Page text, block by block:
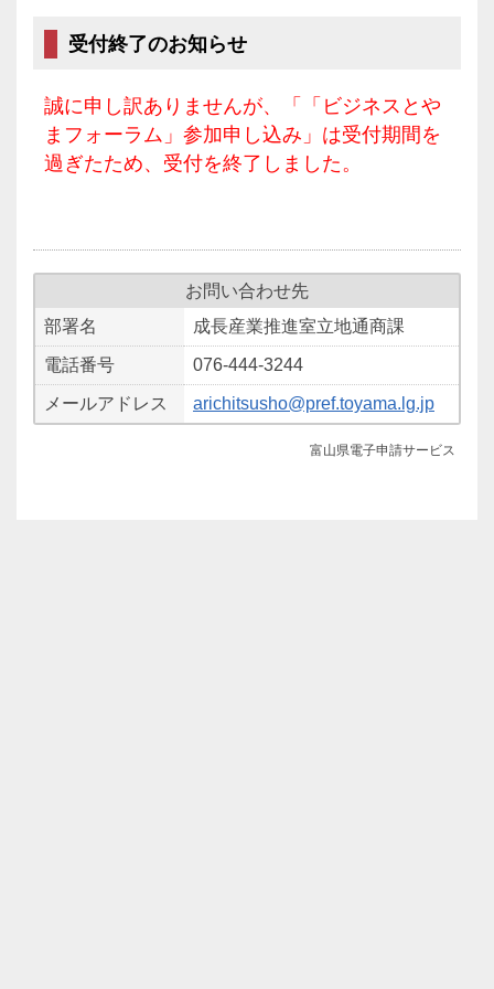
受付終了のお知らせ
誠に申し訳ありませんが、「「ビジネスとや
まフォーラム」参加申し込み」は受付期間を
過ぎたため、受付を終了しました。
お問い合わせ先
部署名
成長産業推進室立地通商課
電話番号 076-444-3244
メールアドレス arichitsusho@pref.toyama.lg.jp
富山県電子申請サービス